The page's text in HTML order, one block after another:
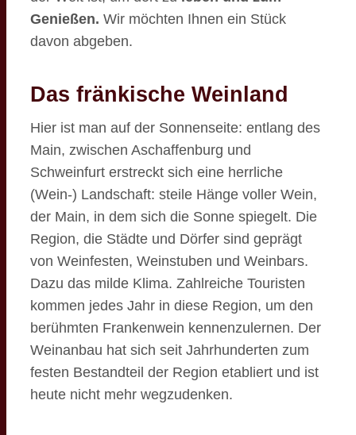
Genießen. Wir möchten Ihnen ein Stück
davon abgeben.
Das fränkische Weinland
Hier ist man auf der Sonnenseite: entlang des
Main, zwischen Aschaffenburg und
Schweinfurt erstreckt sich eine herrliche
(Wein-) Landschaft: steile Hänge voller Wein,
der Main, in dem sich die Sonne spiegelt. Die
Region, die Städte und Dörfer sind geprägt
von Weinfesten, Weinstuben und Weinbars.
Dazu das milde Klima. Zahlreiche Touristen
kommen jedes Jahr in diese Region, um den
berühmten Frankenwein kennenzulernen. Der
Weinanbau hat sich seit Jahrhunderten zum
festen Bestandteil der Region etabliert und ist
heute nicht mehr wegzudenken.